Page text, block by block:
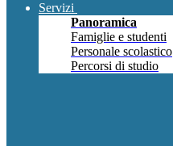
Servizi
Panoramica
Famiglie e studenti
Personale scolastico
Percorsi di studio